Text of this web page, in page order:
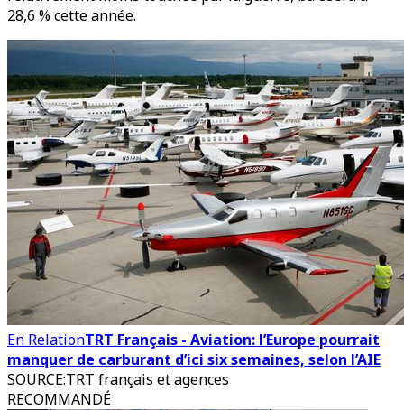
28,6 % cette année.
En RelationTRT Français - Aviation: l’Europe pourrait
manquer de carburant d’ici six semaines, selon l’AIE
SOURCE:TRT français et agences
RECOMMANDÉ